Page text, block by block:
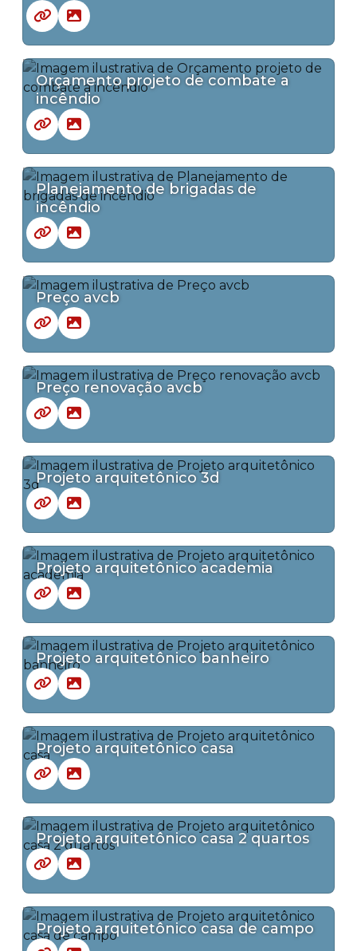
Orçamento projeto de combate a
incêndio
Planejamento de brigadas de
incêndio
Preço avcb
Preço renovação avcb
Projeto arquitetônico 3d
Projeto arquitetônico academia
Projeto arquitetônico banheiro
Projeto arquitetônico casa
Projeto arquitetônico casa 2 quartos
Projeto arquitetônico casa de campo